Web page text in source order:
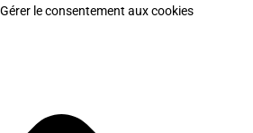
Gérer le consentement aux cookies